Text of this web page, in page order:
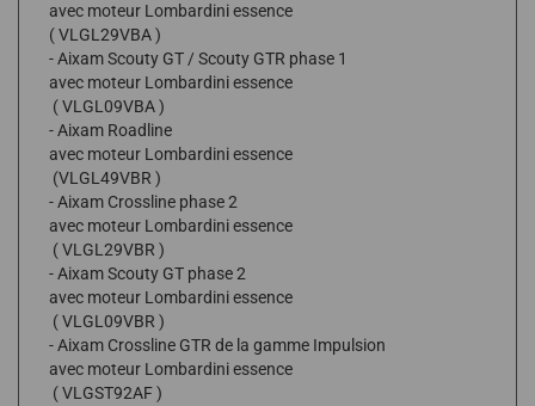
avec moteur Lombardini essence
( VLGL29VBA )
- Aixam Scouty GT / Scouty GTR phase 1
avec moteur Lombardini essence
( VLGL09VBA )
- Aixam Roadline
avec moteur Lombardini essence
(VLGL49VBR )
- Aixam Crossline phase 2
avec moteur Lombardini essence
( VLGL29VBR )
- Aixam Scouty GT phase 2
avec moteur Lombardini essence
( VLGL09VBR )
- Aixam Crossline GTR de la gamme Impulsion
avec moteur Lombardini essence
( VLGST92AF )